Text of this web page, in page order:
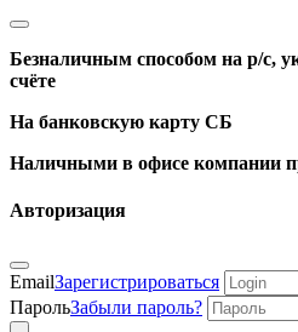
Безналичным способом на р/с,
счёте
На банковскую карту СБ
Наличными в офисе компании
Авторизация
EmailЗарегистрироваться
ПарольЗабыли пароль?